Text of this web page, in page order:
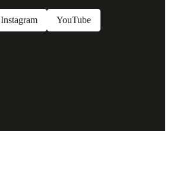
Instagram YouTube